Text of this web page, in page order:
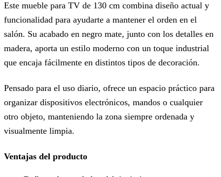
Este mueble para TV de 130 cm combina diseño actual y
funcionalidad para ayudarte a mantener el orden en el
salón. Su acabado en negro mate, junto con los detalles en
madera, aporta un estilo moderno con un toque industrial
que encaja fácilmente en distintos tipos de decoración.
Pensado para el uso diario, ofrece un espacio práctico para
organizar dispositivos electrónicos, mandos o cualquier
otro objeto, manteniendo la zona siempre ordenada y
visualmente limpia.
Ventajas del producto